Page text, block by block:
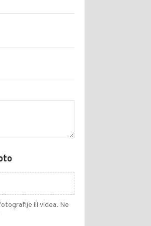
ili videa. Ne